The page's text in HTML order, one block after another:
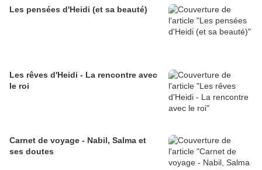
Les pensées d'Heidi (et sa beauté)
Les rêves d'Heidi - La rencontre avec
le roi
Carnet de voyage - Nabil, Salma et
ses doutes